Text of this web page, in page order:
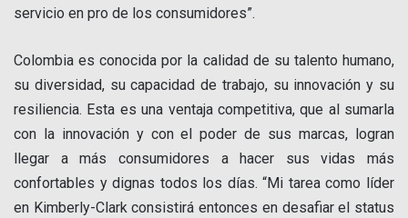
servicio en pro de los consumidores”.
Colombia es conocida por la calidad de su talento humano,
su diversidad, su capacidad de trabajo, su innovación y su
resiliencia. Esta es una ventaja competitiva, que al sumarla
con la innovación y con el poder de sus marcas, logran
llegar a más consumidores a hacer sus vidas más
confortables y dignas todos los días. “Mi tarea como líder
en Kimberly-Clark consistirá entonces en desafiar el status